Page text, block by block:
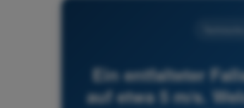
Ein entfalteter
auf etwa 5 m/s.